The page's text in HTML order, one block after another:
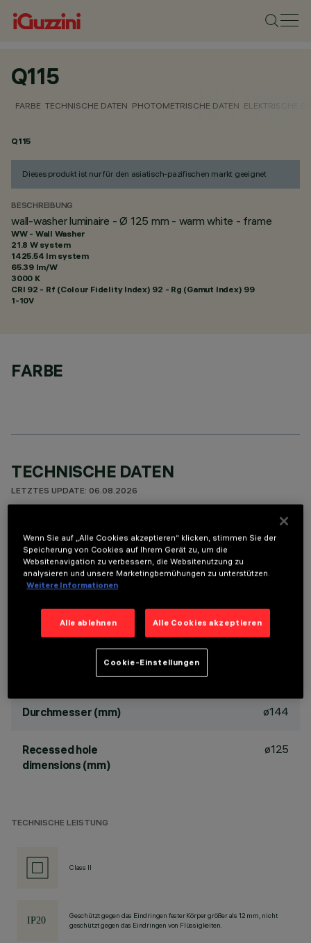
Q115
FARBE TECHNISCHE DATEN PHOTOMETRISCHE DATEN ELEKTRISCHE
Q115
Dieses produkt ist nur für den asiatisch-pazifischen markt geeignet
BESCHREIBUNG
wall-washer luminaire - Ø 125 mm - warm white - frame
WW - Wall Washer
21.8 W system
1425.54 lm system
65.39 lm/W
3000 K
CRI 92 - Rf (Colour Fidelity Index) 92 - Rg (Gamut Index) 99
1-10V
FARBE
TECHNISCHE DATEN
LETZTES UPDATE: 06.08.2026
Recessed round wall-washer luminaire designed to use a LED
lamp with C.O.B. technology. Version with rim for surface-
mounting. Reflector vacuum-metallised with aluminium
create a vertical downward beam of light. Die-cast aluminium
body and passive dissipation system. Product complete with
C.O.B. LED lamp in warm white colour tone 3000K (CRI 90).
Durchmesser (mm) ø144
Recessed hole
dimensions (mm)
ø125
TECHNISCHE LEISTUNG
Class II
Geschützt gegen das Eindringen fester Körper größer als 12 mm, nicht
geschützt gegen das Eindringen von Flüssigkeiten.
Wenn Sie auf „Alle Cookies akzeptieren“ klicken, stimmen Sie der
Speicherung von Cookies auf Ihrem Gerät zu, um die
Websitenavigation zu verbessern, die Websitenutzung zu
analysieren und unsere Marketingbemühungen zu unterstützen.
Weitere Informationen
Alle ablehnen Alle Cookies akzeptieren
Cookie-Einstellungen